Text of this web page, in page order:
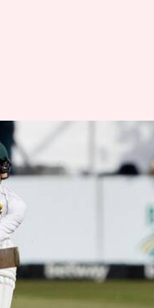
काइल
टेस्ट